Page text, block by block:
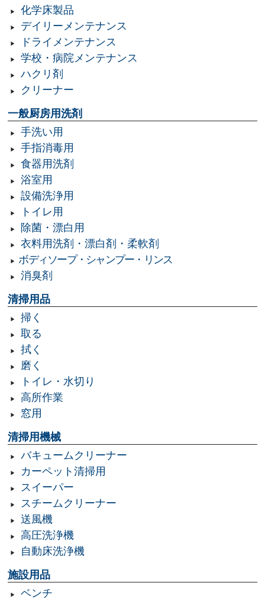
化学床製品
デイリーメンテナンス
ドライメンテナンス
学校・病院メンテナンス
ハクリ剤
クリーナー
一般厨房用洗剤
手洗い用
手指消毒用
食器用洗剤
浴室用
設備洗浄用
トイレ用
除菌・漂白用
衣料用洗剤・漂白剤・柔軟剤
ボディソープ・シャンプー・リンス
消臭剤
清掃用品
掃く
取る
拭く
磨く
トイレ・水切り
高所作業
窓用
清掃用機械
バキュームクリーナー
カーペット清掃用
スイーパー
スチームクリーナー
送風機
高圧洗浄機
自動床洗浄機
施設用品
ベンチ